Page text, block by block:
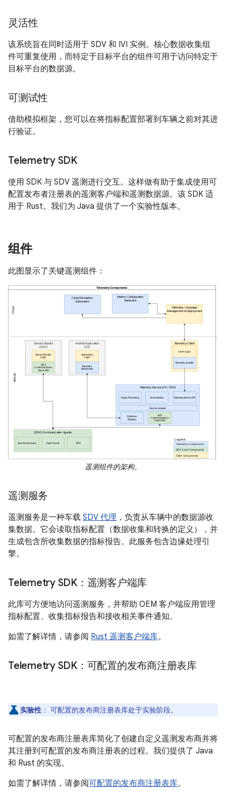
灵活性
该系统旨在同时适用于 SDV 和 IVI 实例。核心数据收集组
件可重复使用，而特定于目标平台的组件可用于访问特定于
目标平台的数据源。
可测试性
借助模拟框架，您可以在将指标配置部署到车辆之前对其进
行验证。
Telemetry SDK
使用 SDK 与 SDV 遥测进行交互。这样做有助于集成使用可
配置发布者注册表的遥测客户端和遥测数据源。该 SDK 适
用于 Rust。我们为 Java 提供了一个实验性版本。
组件
此图显示了关键遥测组件：
遥测组件的架构。
遥测服务
遥测服务是一种车载 SDV 代理 ，负责从车辆中的数据源收
集数据。它会读取指标配置（数据收集和转换的定义），并
生成包含所收集数据的指标报告。此服务包含边缘处理引
擎。
Telemetry SDK：遥测客户端库
此库可方便地访问遥测服务，并帮助 OEM 客户端应用管理
指标配置、收集指标报告和接收相关事件通知。
如需了解详情，请参阅 Rust 遥测客户端库。
Telemetry SDK：可配置的发布商注册表库
实验性 ： 可配置的发布商注册表库处于实验阶段。
可配置的发布商注册表库简化了创建自定义遥测发布商并将
其注册到可配置的发布商注册表的过程。我们提供了 Java
和 Rust 的实现。
如需了解详情，请参阅可配置的发布商注册表库。